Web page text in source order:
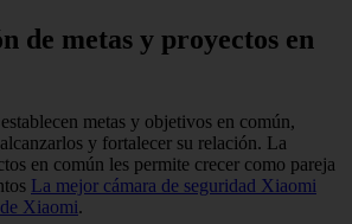
de metas y proyectos en
metas y objetivos en común,
y fortalecer su relación. La
en común les permite crecer como pareja
La mejor cámara de seguridad Xiaomi
Xiaomi.